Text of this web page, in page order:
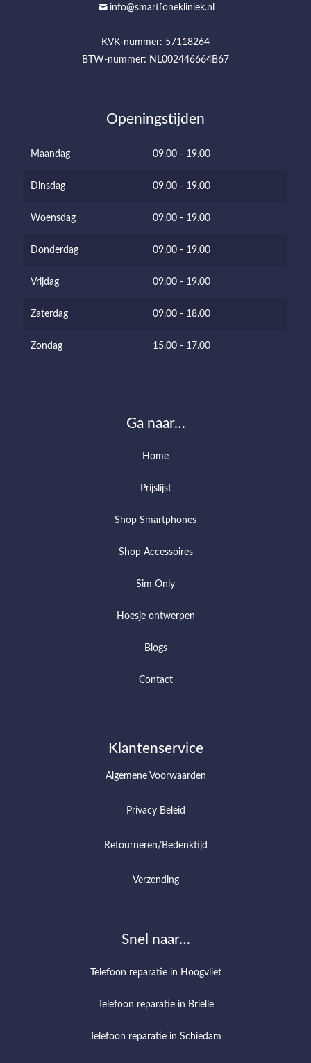
info@smartfonekliniek.nl
KVK-nummer: 57118264
BTW-nummer: NL002446664B67
Openingstijden
Maandag 09.00 - 19.00
Dinsdag 09.00 - 19.00
Woensdag 09.00 - 19.00
Donderdag 09.00 - 19.00
Vrijdag 09.00 - 19.00
Zaterdag 09.00 - 18.00
Zondag 15.00 - 17.00
Ga naar…
Home
Prijslijst
Shop Smartphones
Shop Accessoires
Sim Only
Hoesje ontwerpen
Blogs
Contact
Klantenservice
Algemene Voorwaarden
Privacy Beleid
Retourneren/Bedenktijd
Verzending
Snel naar…
Telefoon reparatie in Hoogvliet
Telefoon reparatie in Brielle
Telefoon reparatie in Schiedam